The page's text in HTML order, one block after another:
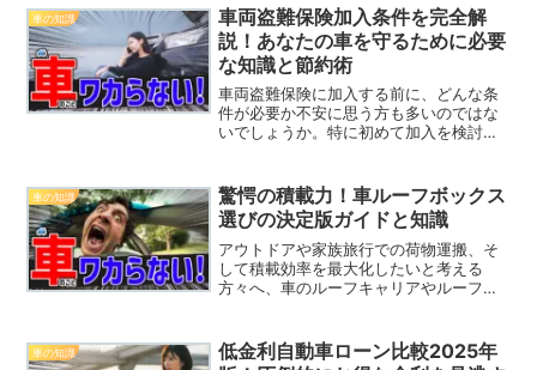
的に「誰が、いつ、どこで、どのように
活用できるのか...
車の知識
車両盗難保険加入条件を完全解
説！あなたの車を守るために必要
な知識と節約術
車両盗難保険に加入する前に、どんな条
件が必要か不安に思う方も多いのではな
いでしょうか。特に初めて加入を検討し
しい知識を身につけることで、保険料を
抑えつつ、万が一の際にし...
車の知識
驚愕の積載力！車ルーフボックス
選びの決定版ガイドと知識
アウトドアや家族旅行での荷物運搬、そ
して積載効率を最大化したいと考える
方々へ、車のルーフキャリアやルーフボ
べきポイントを見落としていることが少
なくないのです。本記事では...
車の知識
低金利自動車ローン比較2025年